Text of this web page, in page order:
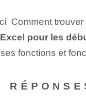
Comment
pour les
fonctions et